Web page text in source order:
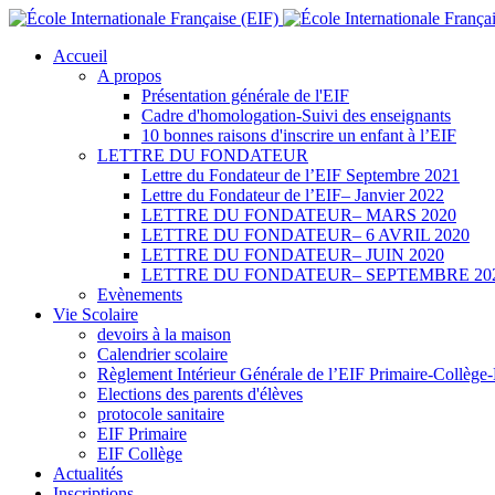
Accueil
A propos
Présentation générale de l'EIF
Cadre d'homologation-Suivi des enseignants
10 bonnes raisons d'inscrire un enfant à l’EIF
LETTRE DU FONDATEUR
Lettre du Fondateur de l’EIF Septembre 2021
Lettre du Fondateur de l’EIF– Janvier 2022
LETTRE DU FONDATEUR– MARS 2020
LETTRE DU FONDATEUR– 6 AVRIL 2020
LETTRE DU FONDATEUR– JUIN 2020
LETTRE DU FONDATEUR– SEPTEMBRE
Evènements
Vie Scolaire
devoirs à la maison
Calendrier scolaire
Règlement Intérieur Générale de l’EIF Primaire-
Elections des parents d'élèves
protocole sanitaire
EIF Primaire
EIF Collège
Actualités